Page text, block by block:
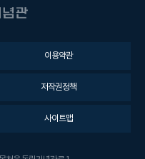
이용약관
저작권정책
사이트맵